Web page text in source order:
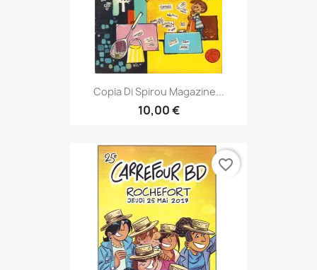
Copia Di Spirou Magazine...
10,00 €
favorite_border